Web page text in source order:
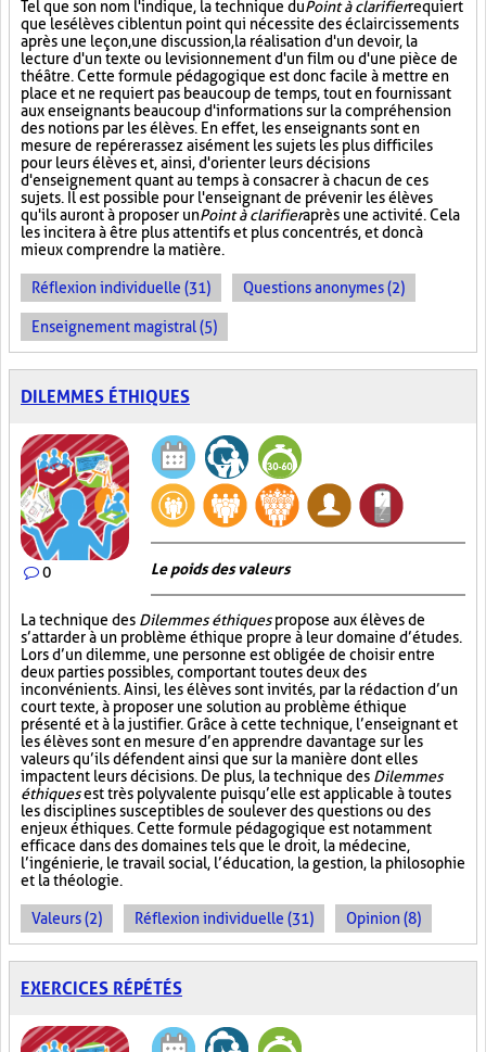
Tel que son nom l'indique, la technique duPoint à clarifierrequiert
que les élèves ciblent un point qui nécessite des éclaircissements
après une leçon, une discussion, la réalisation d'un devoir, la
lecture d'un texte ou le visionnement d'un film ou d'une pièce de
théâtre. Cette formule pédagogique est donc facile à mettre en
place et ne requiert pas beaucoup de temps, tout en fournissant
aux enseignants beaucoup d'informations sur la compréhension
des notions par les élèves. En effet, les enseignants sont en
mesure de repérer assez aisément les sujets les plus difficiles
pour leurs élèves et, ainsi, d'orienter leurs décisions
d'enseignement quant au temps à consacrer à chacun de ces
sujets. Il est possible pour l'enseignant de prévenir les élèves
qu'ils auront à proposer unPoint à clarifieraprès une activité. Cela
les incitera à être plus attentifs et plus concentrés, et donc à
mieux comprendre la matière.
Réflexion individuelle (31) Questions anonymes (2)
Enseignement magistral (5)
DILEMMES ÉTHIQUES
0 Le poids des valeurs
La technique des Dilemmes éthiquespropose aux élèves de
s’attarder à un problème éthique propre à leur domaine d’études.
Lors d’un dilemme, une personne est obligée de choisir entre
deux parties possibles, comportant toutes deux des
inconvénients. Ainsi, les élèves sont invités, par la rédaction d’un
court texte, à proposer une solution au problème éthique
présenté et à la justifier. Grâce à cette technique, l’enseignant et
les élèves sont en mesure d’en apprendre davantage sur les
valeurs qu’ils défendent ainsi que sur la manière dont elles
impactent leurs décisions. De plus, la technique des Dilemmes
éthiquesest très polyvalente puisqu’elle est applicable à toutes
les disciplines susceptibles de soulever des questions ou des
enjeux éthiques. Cette formule pédagogique est notamment
efficace dans des domaines tels que le droit, la médecine,
l’ingénierie, le travail social, l’éducation, la gestion, la philosophie
et la théologie.
Valeurs (2) Réflexion individuelle (31) Opinion (8)
EXERCICES RÉPÉTÉS